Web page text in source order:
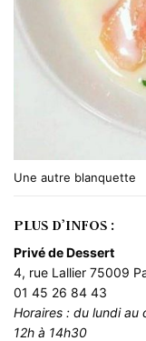
Une autre blanquette
PLUS D’INFOS :
Privé de Dessert
4, rue Lallier 75009
01 45 26 84 43
Horaires : du lundi au
12h à 14h30